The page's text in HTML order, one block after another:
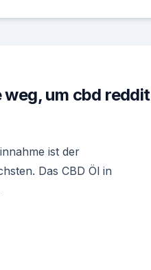
um cbd reddit
ist der
Das CBD Öl in